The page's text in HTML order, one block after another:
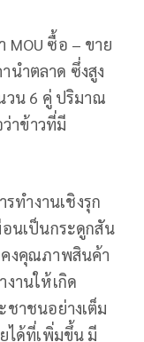
MOU ซื้อ – ขาย
นำตลาด ซึ่งสูง
วน 6 คู่ ปริมาณ
าข้าวที่มี
ทำงานเชิงรุก
อนเป็นกระดูกสัน
งคุณภาพสินค้า
งานให้เกิด
ชาชนอย่างเต็ม
ได้ที่เพิ่มขึ้น มี